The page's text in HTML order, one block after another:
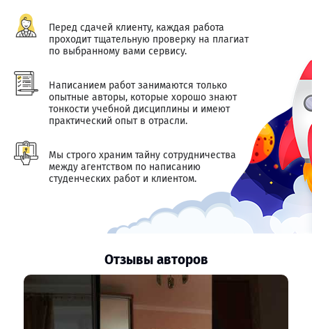
Перед сдачей клиенту, каждая работа
проходит тщательную проверку на плагиат
по выбранному вами сервису.
Написанием работ занимаются только
опытные авторы, которые хорошо знают
тонкости учебной дисциплины и имеют
практический опыт в отрасли.
Мы строго храним тайну сотрудничества
между агентством по написанию
студенческих работ и клиентом.
Отзывы авторов